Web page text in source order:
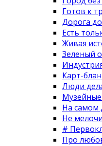
Готов к
Дорога
Есть
Живая
Зеленый
Карт-
Люди
На самом
Не
#
Про